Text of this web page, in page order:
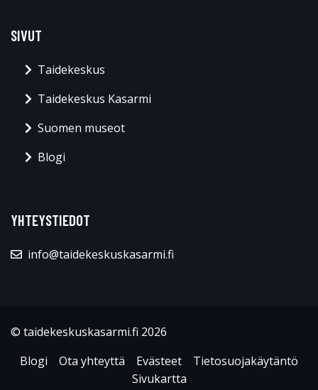
SIVUT
Taidekeskus
Taidekeskus Kasarmi
Suomen museot
Blogi
YHTEYSTIEDOT
info@taidekeskuskasarmi.fi
© taidekeskuskasarmi.fi 2026
Blogi
Ota yhteyttä Evästeet
Tietosuojakäytäntö
Sivukartta